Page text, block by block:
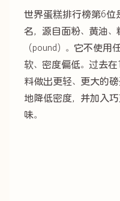
世界蛋糕排行榜第6位
名，源自面粉、黄油
（pound）。它不使
软、密度偏低。过去
料做出更轻、更大的
地降低密度，并加入
味。